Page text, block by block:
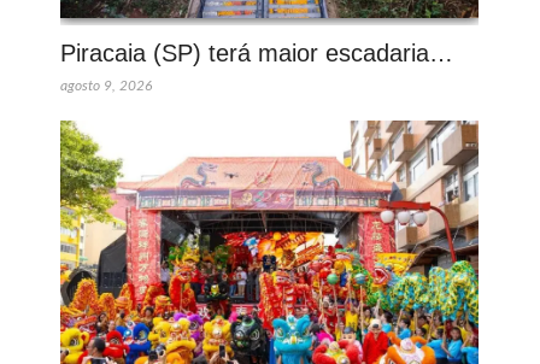
Piracaia (SP) terá maior escadaria…
agosto 9, 2026